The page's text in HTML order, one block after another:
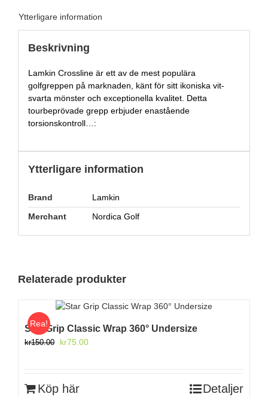
Ytterligare information
Beskrivning
Lamkin Crossline är ett av de mest populära
golfgreppen på marknaden, känt för sitt ikoniska vit-
svarta mönster och exceptionella kvalitet. Detta
tourbeprövade grepp erbjuder enastående
torsionskontroll…:
Ytterligare information
Brand
Lamkin
Merchant
Nordica Golf
Relaterade produkter
Rea!
Star Grip Classic Wrap 360° Undersize
kr150.00
Det
kr150.00.
kr75.00Det
Köp här Detaljer